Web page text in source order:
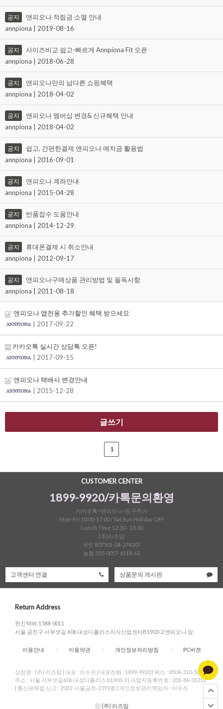
공지
앤피오나 적립금 소멸 안내
annpiona | 2019-08-16
공지
사이즈비교 쉽고-빠르게 Annpiona Fit 오픈
annpiona | 2018-06-28
공지
앤피오나만의 남다른 쇼핑혜택
annpiona | 2018-04-02
공지
앤피오나 멤버십 변경& 신규혜택 안내
annpiona | 2018-04-02
공지
쉽고, 간편한결제 앤피오나 예치금 활용법
annpiona | 2016-09-01
공지
앤피오나 계좌안내
annpiona | 2015-04-28
공지
반품접수 도움안내
annpiona | 2014-12-29
공지
휴대폰결제 시 취소안내
annpiona | 2012-09-17
공지
앤피오나구매상품 관리방법 및 필독사항
annpiona | 2011-08-18
앤피오나 앱전용 추가할인 혜택 받으세요
| 2017-09-22
카카오톡 실시간 상담톡 오픈!
| 2017-09-15
앤피오나 택배사 변경안내
| 2015-12-28
글쓰기
1
CUSTOMER CENTER
1899-9920/카톡문의환영
카카오톡<앤피오나>친구추가
Mon-Fri 10:00-17:00 / Sat,Sun,Holiday OFF
Lunch Time 12:30 - 13:30
(주)리즈맘
국민 807501-04-274207
농협 355-0057-6118-63
고객센터 연결 상품문의 게시판
Return Address
한진택배:1588-0011
서울 금천구 서부샛길 606 대성디폴리스지식산업센터B1903-2 앤피오나 앞
이용안내 / 이용약관 / 개인정보처리방침 / PC버젼
상점명 : (주) 리즈맘 | 대표 : 이수진 | 대표전화 : 1899-9920 | 팩스 : 0504-310-5004
주소 : 서울 서부샛길606 대성디폴리스 b1903-2 | 사업자등록번호 : 201-86-31212
| 통신판매업 신고 : 2022-서울금천-2393호 | 개인정보관리책임자 : 이수진
ⓒ (주) 리즈맘